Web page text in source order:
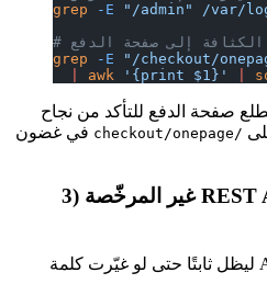
grep
-E "/admin" /var/
إلى صفحة الدفع
grep
-E "/checkout/
awk '{print $1}'
صفحة الدفع للتأكد من نجاح
/checkout/onepage
في غضون
الخطوة 7 — تكاملات REST API غير المرخّصة (3
كثيرًا ما يُنشئ المهاجم رمز API ليظل ثابتًا حتى لو غيّرت كلمة